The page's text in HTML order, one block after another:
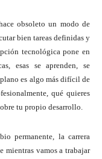
obsoleto un modo de
bien tareas definidas y
tecnológica pone en
esas se aprenden, se
es algo más difícil de
qué quieres
tu propio desarrollo.
permanente, la carrera
mientras vamos a trabajar